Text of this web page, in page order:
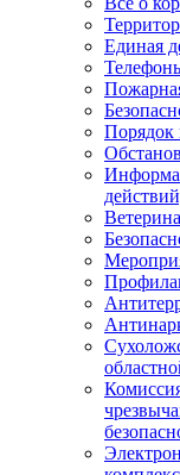
Единая
Порядок